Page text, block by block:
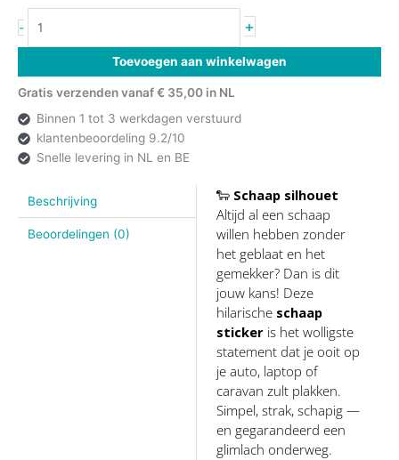
- +
Toevoegen aan winkelwagen
Gratis verzenden vanaf € 35,00 in NL
Binnen 1 tot 3 werkdagen verstuurd
klantenbeoordeling 9.2/10
Snelle levering in NL en BE
Beschrijving
Beoordelingen (0)
🐑 Schaap silhouet
Altijd al een schaap
willen hebben zonder
het geblaat en het
gemekker? Dan is dit
jouw kans! Deze
hilarische schaap
stickeris het wolligste
statement dat je ooit op
je auto, laptop of
caravan zult plakken.
Simpel, strak, schapig —
en gegarandeerd een
glimlach onderweg.